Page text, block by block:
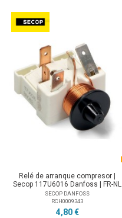
Relé de arranque compresor |
Secop 117U6016 Danfoss | FR-NL
SECOP DANFOSS
RCH0009343
4,80 €